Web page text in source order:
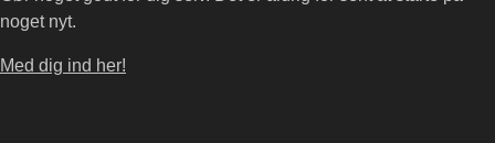
noget nyt.
Med dig ind her!